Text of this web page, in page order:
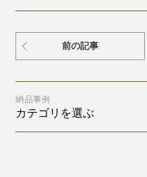
前の記事
納品事例
カテゴリを選ぶ